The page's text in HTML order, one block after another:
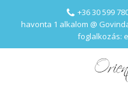
+36 30 599
havonta 1 alkalom @
foglalkozás: